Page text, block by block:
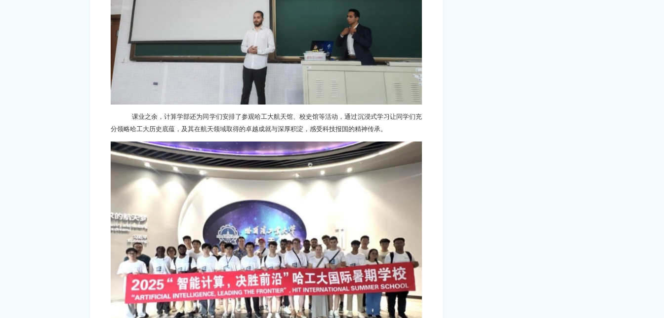
课业之余，计算学部还为同学们安排了参观哈工大航天馆、校史馆等活动，通过沉浸式学习让同学们充
分领略哈工大历史底蕴，及其在航天领域取得的卓越成就与深厚积淀 ，感受科技报国的精神传承。